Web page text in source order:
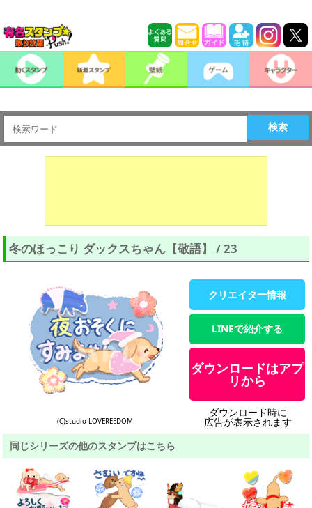
検索
冬のほっこり ダックスちゃん【敬語】 / 23
(C)studio LOVEREEDOM
クリエイター情報
LINEで紹介する
ダウンロードはアプ
リから
ダウンロード時に
広告が表示されます
同じシリーズの他のスタンプはこちら